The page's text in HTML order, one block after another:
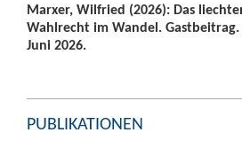
Marxer, Wilfried (2026): Das
Wahlrecht im Wandel. Gastbeitrag.
Juni 2026.
PUBLIKATIONEN